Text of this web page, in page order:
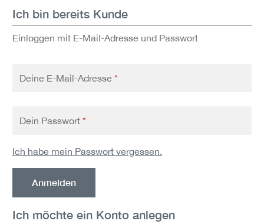
Ich bin bereits Kunde
Einloggen mit E-Mail-Adresse und Passwort
Deine E-Mail-Adresse *
Dein Passwort *
Ich habe mein Passwort vergessen.
Anmelden
Ich möchte ein Konto anlegen